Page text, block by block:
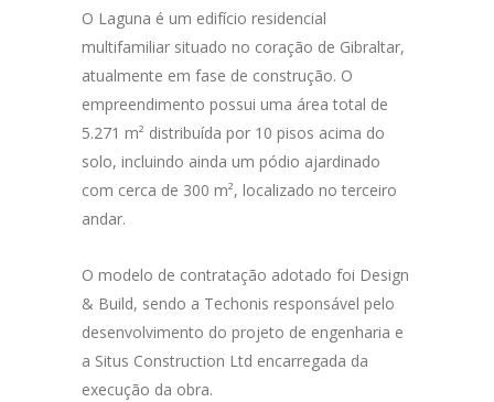
O Laguna é um edifício residencial
multifamiliar situado no coração de Gibraltar,
atualmente em fase de construção. O
empreendimento possui uma área total de
5.271 m² distribuída por 10 pisos acima do
solo, incluindo ainda um pódio ajardinado
com cerca de 300 m², localizado no terceiro
andar.
O modelo de contratação adotado foi Design
& Build, sendo a Techonis responsável pelo
desenvolvimento do projeto de engenharia e
a Situs Construction Ltd encarregada da
execução da obra.